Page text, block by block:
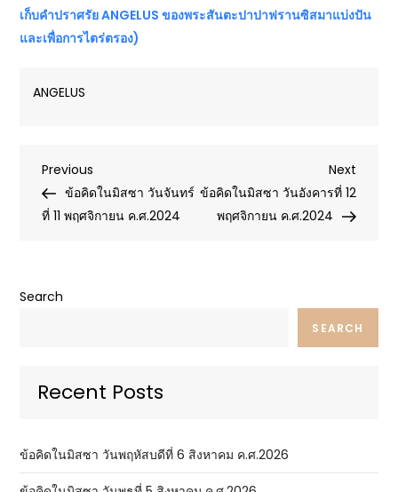
เก็บคำปราศรัยANGELUS ของพระสันตะปาปาฟรานซิสมาแบ่งปัน
และเพื่อการไตร่ตรอง)
ANGELUS
Post
navigation
Previous
Post
Previous
ข้อคิดในมิสซา วันจันทร์
ที่ 11 พฤศจิกายน ค.ศ.2024
Next
Post
Next
ข้อคิดในมิสซา วันอังคารที่ 12
พฤศจิกายน ค.ศ.2024
Search
SEARCH
Recent Posts
ข้อคิดในมิสซา วันพฤหัสบดีที่ 6 สิงหาคม ค.ศ.2026